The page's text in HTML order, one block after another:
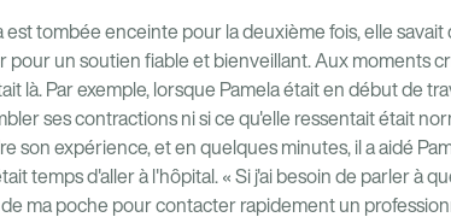
est tombée enceinte pour la deuxième fois, elle
pour un soutien fiable et bienveillant. Aux moments
là. Par exemple, lorsque Pamela était en début de
ses contractions ni si ce qu'elle ressentait était
son expérience, et en quelques minutes, il a aidé
temps d'aller à l'hôpital. « Si j'ai besoin de parler à
ma poche pour contacter rapidement un